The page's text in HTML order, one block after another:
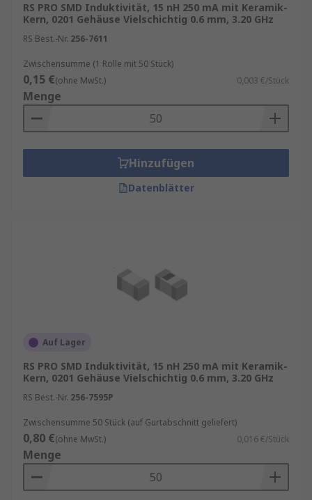
RS PRO SMD Induktivität, 15 nH 250 mA mit Keramik-
Kern, 0201 Gehäuse Vielschichtig 0.6 mm, 3.20 GHz
RS Best.-Nr. 256-7611
Zwischensumme (1 Rolle mit 50 Stück)
0,15 €(ohne MwSt.) 0,003 €/Stück
Menge
Hinzufügen
Datenblätter
Auf Lager
RS PRO SMD Induktivität, 15 nH 250 mA mit Keramik-
Kern, 0201 Gehäuse Vielschichtig 0.6 mm, 3.20 GHz
RS Best.-Nr. 256-7595P
Zwischensumme 50 Stück (auf Gurtabschnitt geliefert)
0,80 €(ohne MwSt.) 0,016 €/Stück
Menge